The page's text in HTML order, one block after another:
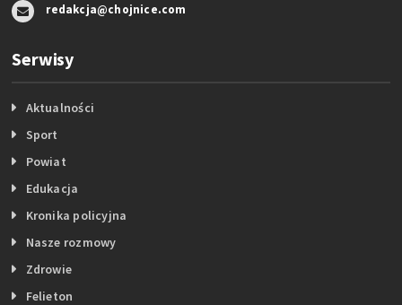
redakcja@chojnice.com
Serwisy
Aktualności
Sport
Powiat
Edukacja
Kronika policyjna
Nasze rozmowy
Zdrowie
Felieton